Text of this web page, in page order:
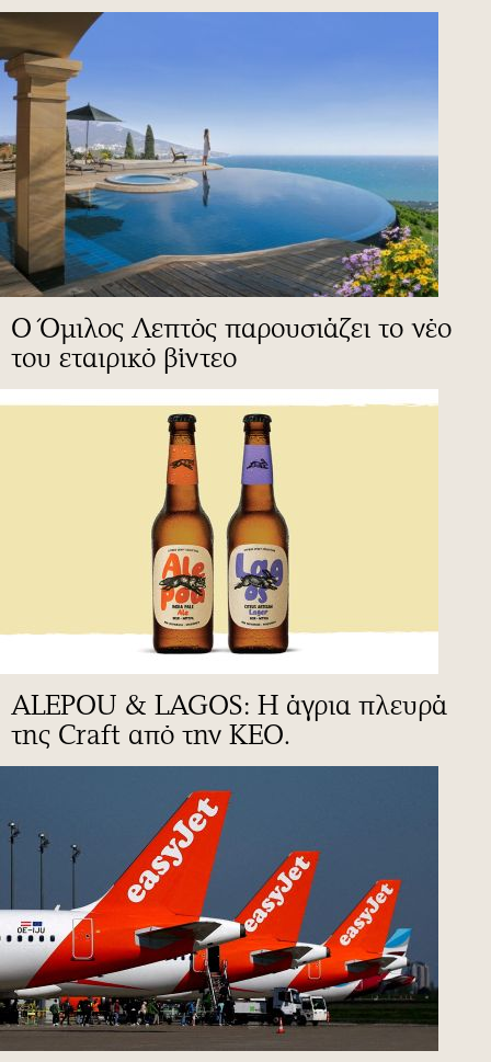
Ο Όμιλος Λεπτός παρουσιάζει το νέο
του εταιρικό βίντεο
ALEPOU & LAGOS: Η άγρια πλευρά
της Craft από την ΚΕΟ.